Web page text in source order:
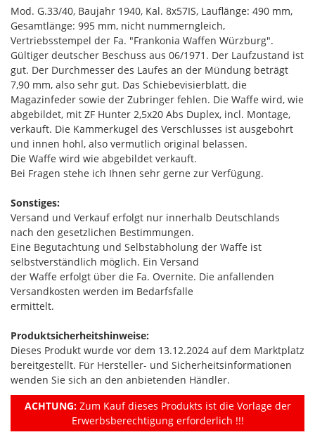
Mod. G.33/40, Baujahr 1940, Kal. 8x57IS, Lauflänge: 490 mm,
Gesamtlänge: 995 mm, nicht nummerngleich,
Vertriebsstempel der Fa. "Frankonia Waffen Würzburg".
Gültiger deutscher Beschuss aus 06/1971. Der Laufzustand ist
gut. Der Durchmesser des Laufes an der Mündung beträgt
7,90 mm, also sehr gut. Das Schiebevisierblatt, die
Magazinfeder sowie der Zubringer fehlen. Die Waffe wird, wie
abgebildet, mit ZF Hunter 2,5x20 Abs Duplex, incl. Montage,
verkauft. Die Kammerkugel des Verschlusses ist ausgebohrt
und innen hohl, also vermutlich original belassen.
Die Waffe wird wie abgebildet verkauft.
Bei Fragen stehe ich Ihnen sehr gerne zur Verfügung.
Sonstiges:
Versand und Verkauf erfolgt nur innerhalb Deutschlands
nach den gesetzlichen Bestimmungen.
Eine Begutachtung und Selbstabholung der Waffe ist
selbstverständlich möglich. Ein Versand
der Waffe erfolgt über die Fa. Overnite. Die anfallenden
Versandkosten werden im Bedarfsfalle
ermittelt.
Produktsicherheitshinweise:
Dieses Produkt wurde vor dem 13.12.2024 auf dem Marktplatz
bereitgestellt. Für Hersteller- und Sicherheitsinformationen
wenden Sie sich an den anbietenden Händler.
ACHTUNG:Zum Kauf dieses Produkts ist die Vorlage der
Erwerbsberechtigung erforderlich !!!